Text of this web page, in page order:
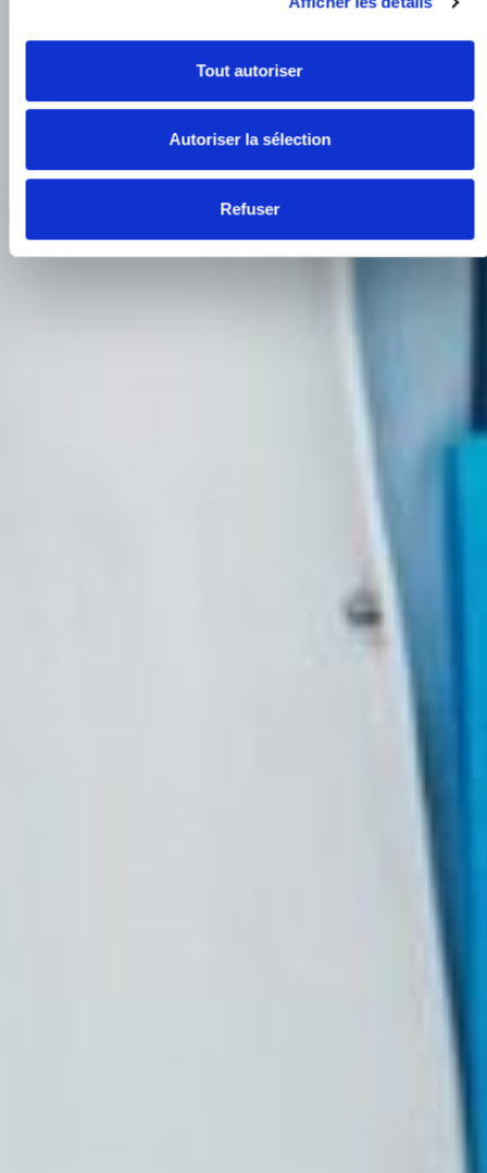
Tout autoriser
Autoriser la sélection
Refuser